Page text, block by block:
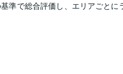
準で総合評価し、エリアごと